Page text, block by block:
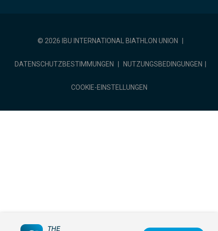
© 2026 IBU INTERNATIONAL BIATHLON UNION
DATENSCHUTZBESTIMMUNGEN NUTZUNGSBEDINGUNGEN
COOKIE-EINSTELLUNGEN